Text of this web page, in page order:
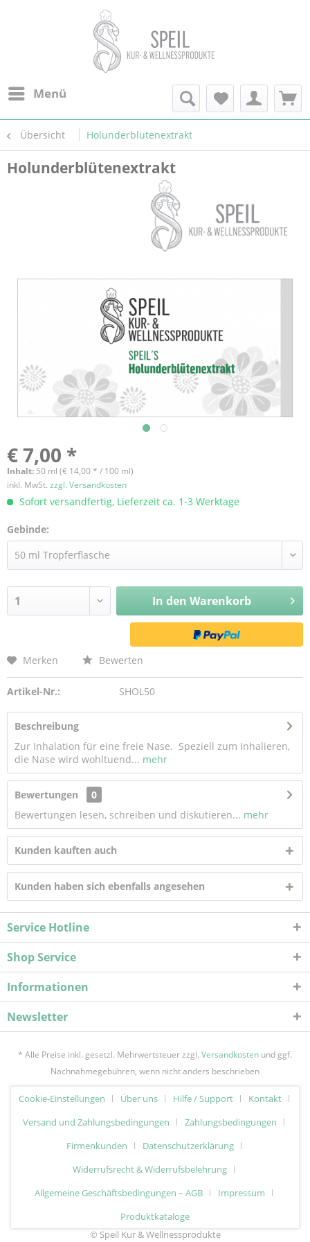
Menü
Übersicht Holunderblütenextrakt
Holunderblütenextrakt
€ 7,00 *
Inhalt: 50 ml (€ 14,00 * / 100 ml)
inkl. MwSt. zzgl. Versandkosten
Sofort versandfertig, Lieferzeit ca. 1-3 Werktage
Gebinde:
In den Warenkorb
Merken Bewerten
Artikel-Nr.: SHOL50
Beschreibung
Zur Inhalation für eine freie Nase. Speziell zum Inhalieren,
die Nase wird wohltuend... mehr
Bewertungen
0
Bewertungen lesen, schreiben und diskutieren... mehr
Kunden kauften auch
Kunden haben sich ebenfalls angesehen
Service Hotline
Shop Service
Informationen
Newsletter
* Alle Preise inkl. gesetzl. Mehrwertsteuer zzgl. Versandkosten und ggf.
Nachnahmegebühren, wenn nicht anders beschrieben
Cookie-Einstellungen Über uns Hilfe / Support
Kontakt
Versand und Zahlungsbedingungen
Zahlungsbedingungen
Firmenkunden
Datenschutzerklärung
Widerrufsrecht & Widerrufsbelehrung
Allgemeine Geschäftsbedingungen – AGB
Impressum
Produktkataloge
© Speil Kur & Wellnessprodukte